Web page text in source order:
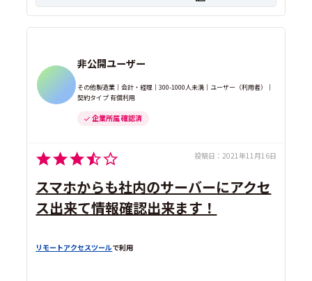
非公開ユーザー
その他製造業｜会計・経理｜300-1000人未満｜ユーザー（利用者）｜
契約タイプ 有償利用
企業所属 確認済
投稿日： 2021年11月16日
スマホからも社内のサーバーにアクセ
ス出来て情報確認出来ます！
リモートアクセスツールで利用